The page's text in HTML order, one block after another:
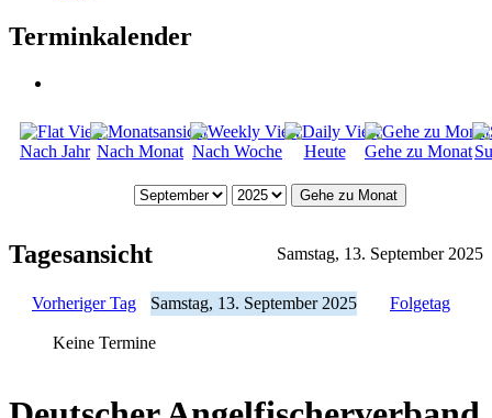
Terminkalender
Nach Jahr Nach Monat Nach Woche Heute Gehe zu Monat
Gehe zu Monat
Tagesansicht Samstag, 13. September 2025
Vorheriger Tag Samstag, 13. September 2025 Folgetag
Keine Termine